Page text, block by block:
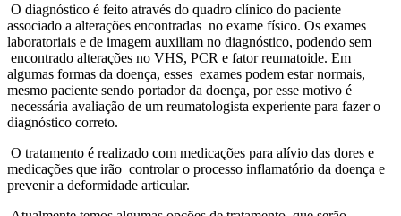
O diagnóstico é feito através do quadro clínico do paciente
associado a alterações encontradas no exame físico. Os exames
laboratoriais e de imagem auxiliam no diagnóstico, podendo sem
encontrado alterações no VHS, PCR e fator reumatoide. Em
algumas formas da doença, esses exames podem estar normais,
mesmo paciente sendo portador da doença, por esse motivo é
necessária avaliação de um reumatologista experiente para fazer o
diagnóstico correto.
O tratamento é realizado com medicações para alívio das dores e
medicações que irão controlar o processo inflamatório da doença e
prevenir a deformidade articular.